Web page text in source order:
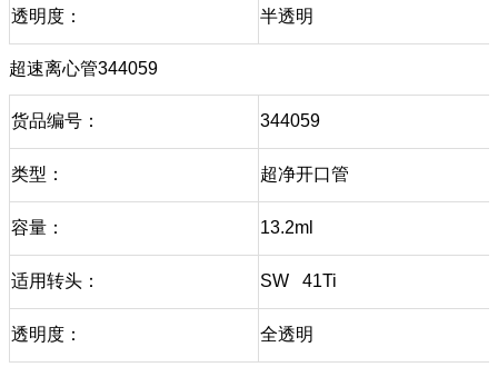
透明度： 半透明
超速离心管344059
货品编号： 344059
类型： 超净开口管
容量： 13.2ml
适用转头： SW 41Ti
透明度： 全透明